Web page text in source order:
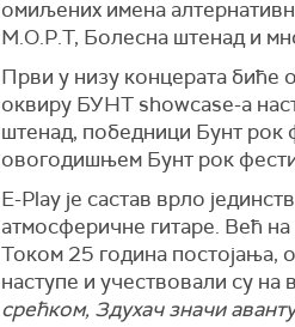
омиљених имена
М.О.Р.Т, Болесна штенад и
Први у низу концерата биће
оквиру БУНТ showcase-a
штенад, победници Бунт рок
овогодишњем Бунт рок
E-Play је састав врло
атмосферичне гитаре. Већ
Током 25 година постојања,
наступе и учествовали су на
срећком, Здухачзначи